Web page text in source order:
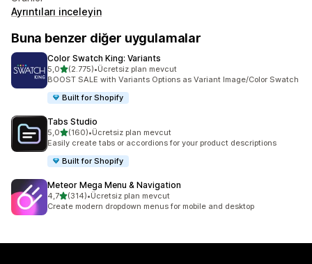
Ayrıntıları inceleyin
Buna benzer diğer uygulamalar
Color Swatch King: Variants
5,05 yıldız üzerinden
(2.775)
toplam 2775 değerlendirme
•Ücretsiz plan mevcut
BOOST SALE with Variants Options as Variant Image/Color Swatch
Built for Shopify
Tabs Studio
5,05 yıldız üzerinden
(160)
toplam 160 değerlendirme
•Ücretsiz plan mevcut
Easily create tabs or accordions for your product descriptions
Built for Shopify
Meteor Mega Menu & Navigation
4,75 yıldız üzerinden
(314)
toplam 314 değerlendirme
•Ücretsiz plan mevcut
Create modern dropdown menus for mobile and desktop